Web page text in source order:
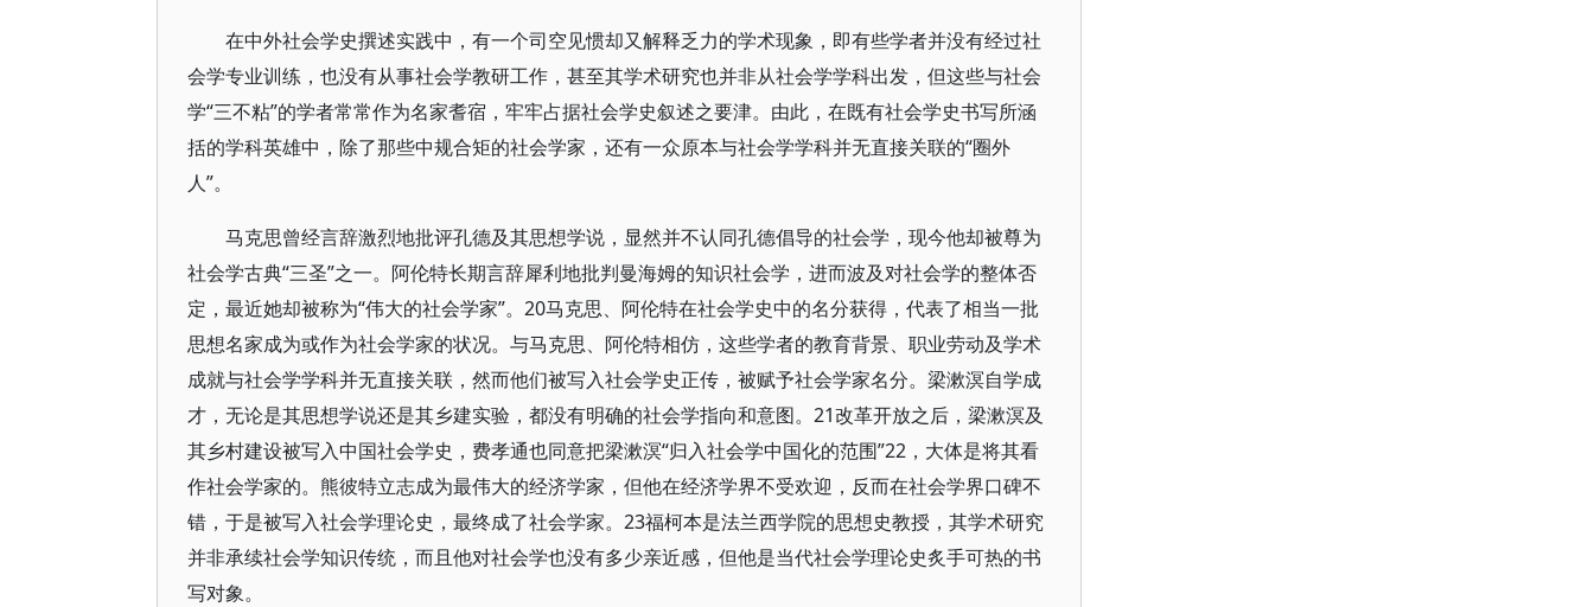
在中外社会学史撰述实践中，有一个司空见惯却又解释乏力的学术现象，即有些学者并没有经过社
会学专业训练，也没有从事社会学教研工作，甚至其学术研究也并非从社会学学科出发，但这些与社会
学“三不粘”的学者常常作为名家耆宿，牢牢占据社会学史叙述之要津。由此，在既有社会学史书写所涵
括的学科英雄中，除了那些中规合矩的社会学家，还有一众原本与社会学学科并无直接关联的“圈外
人”。
马克思曾经言辞激烈地批评孔德及其思想学说，显然并不认同孔德倡导的社会学，现今他却被尊为
社会学古典“三圣”之一。阿伦特长期言辞犀利地批判曼海姆的知识社会学，进而波及对社会学的整体否
定，最近她却被称为“伟大的社会学家”。20马克思、阿伦特在社会学史中的名分获得，代表了相当一批
思想名家成为或作为社会学家的状况。与马克思、阿伦特相仿，这些学者的教育背景、职业劳动及学术
成就与社会学学科并无直接关联，然而他们被写入社会学史正传，被赋予社会学家名分。梁漱溟自学成
才，无论是其思想学说还是其乡建实验，都没有明确的社会学指向和意图。21改革开放之后，梁漱溟及
其乡村建设被写入中国社会学史，费孝通也同意把梁漱溟“归入社会学中国化的范围”22，大体是将其看
作社会学家的。熊彼特立志成为最伟大的经济学家，但他在经济学界不受欢迎，反而在社会学界口碑不
错，于是被写入社会学理论史，最终成了社会学家。23福柯本是法兰西学院的思想史教授，其学术研究
并非承续社会学知识传统，而且他对社会学也没有多少亲近感，但他是当代社会学理论史炙手可热的书
写对象。